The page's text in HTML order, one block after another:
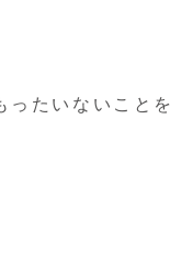
ったいないことを